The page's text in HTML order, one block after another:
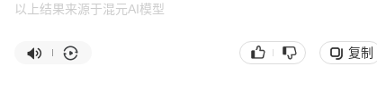
以上结果来源于混元AI模型
复制